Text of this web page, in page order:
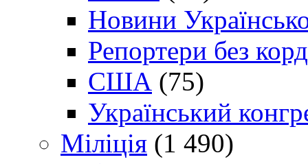
Новини
Репортери без
США (75)
Український
Міліція (1 490)